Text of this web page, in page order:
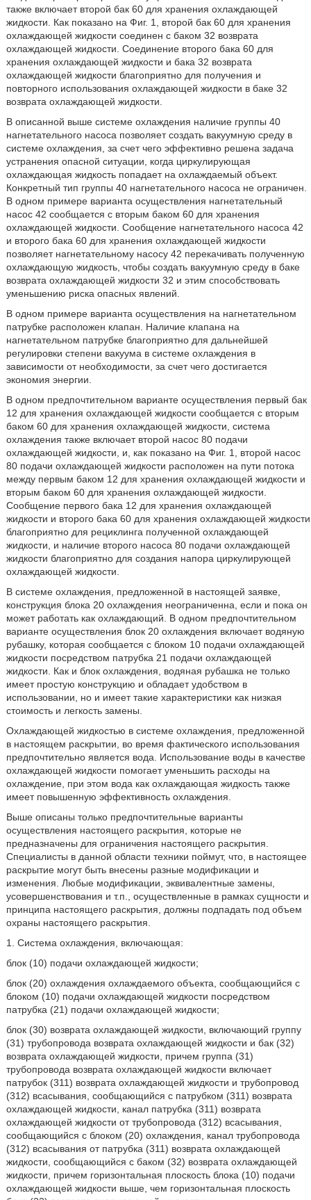
также включает второй бак 60 для хранения охлаждающей
жидкости. Как показано на Фиг. 1, второй бак 60 для хранения
охлаждающей жидкости соединен с баком 32 возврата
охлаждающей жидкости. Соединение второго бака 60 для
хранения охлаждающей жидкости и бака 32 возврата
охлаждающей жидкости благоприятно для получения и
повторного использования охлаждающей жидкости в баке 32
возврата охлаждающей жидкости.
В описанной выше системе охлаждения наличие группы 40
нагнетательного насоса позволяет создать вакуумную среду в
системе охлаждения, за счет чего эффективно решена задача
устранения опасной ситуации, когда циркулирующая
охлаждающая жидкость попадает на охлаждаемый объект.
Конкретный тип группы 40 нагнетательного насоса не ограничен.
В одном примере варианта осуществления нагнетательный
насос 42 сообщается с вторым баком 60 для хранения
охлаждающей жидкости. Сообщение нагнетательного насоса 42
и второго бака 60 для хранения охлаждающей жидкости
позволяет нагнетательному насосу 42 перекачивать полученную
охлаждающую жидкость, чтобы создать вакуумную среду в баке
возврата охлаждающей жидкости 32 и этим способствовать
уменьшению риска опасных явлений.
В одном примере варианта осуществления на нагнетательном
патрубке расположен клапан. Наличие клапана на
нагнетательном патрубке благоприятно для дальнейшей
регулировки степени вакуума в системе охлаждения в
зависимости от необходимости, за счет чего достигается
экономия энергии.
В одном предпочтительном варианте осуществления первый бак
12 для хранения охлаждающей жидкости сообщается с вторым
баком 60 для хранения охлаждающей жидкости, система
охлаждения также включает второй насос 80 подачи
охлаждающей жидкости, и, как показано на Фиг. 1, второй насос
80 подачи охлаждающей жидкости расположен на пути потока
между первым баком 12 для хранения охлаждающей жидкости и
вторым баком 60 для хранения охлаждающей жидкости.
Сообщение первого бака 12 для хранения охлаждающей
жидкости и второго бака 60 для хранения охлаждающей жидкости
благоприятно для рециклинга полученной охлаждающей
жидкости, и наличие второго насоса 80 подачи охлаждающей
жидкости благоприятно для создания напора циркулирующей
охлаждающей жидкости.
В системе охлаждения, предложенной в настоящей заявке,
конструкция блока 20 охлаждения неограниченна, если и пока он
может работать как охлаждающий. В одном предпочтительном
варианте осуществления блок 20 охлаждения включает водяную
рубашку, которая сообщается с блоком 10 подачи охлаждающей
жидкости посредством патрубка 21 подачи охлаждающей
жидкости. Как и блок охлаждения, водяная рубашка не только
имеет простую конструкцию и обладает удобством в
использовании, но и имеет такие характеристики как низкая
стоимость и легкость замены.
Охлаждающей жидкостью в системе охлаждения, предложенной
в настоящем раскрытии, во время фактического использования
предпочтительно является вода. Использование воды в качестве
охлаждающей жидкости помогает уменьшить расходы на
охлаждение, при этом вода как охлаждающая жидкость также
имеет повышенную эффективность охлаждения.
Выше описаны только предпочтительные варианты
осуществления настоящего раскрытия, которые не
предназначены для ограничения настоящего раскрытия.
Специалисты в данной области техники поймут, что, в настоящее
раскрытие могут быть внесены разные модификации и
изменения. Любые модификации, эквивалентные замены,
усовершенствования и т.п., осуществленные в рамках сущности и
принципа настоящего раскрытия, должны подпадать под объем
охраны настоящего раскрытия.
1. Система охлаждения, включающая:
блок (10) подачи охлаждающей жидкости;
блок (20) охлаждения охлаждаемого объекта, сообщающийся с
блоком (10) подачи охлаждающей жидкости посредством
патрубка (21) подачи охлаждающей жидкости;
блок (30) возврата охлаждающей жидкости, включающий группу
(31) трубопровода возврата охлаждающей жидкости и бак (32)
возврата охлаждающей жидкости, причем группа (31)
трубопровода возврата охлаждающей жидкости включает
патрубок (311) возврата охлаждающей жидкости и трубопровод
(312) всасывания, сообщающийся с патрубком (311) возврата
охлаждающей жидкости, канал патрубка (311) возврата
охлаждающей жидкости от трубопровода (312) всасывания,
сообщающийся с блоком (20) охлаждения, канал трубопровода
(312) всасывания от патрубка (311) возврата охлаждающей
жидкости, сообщающийся с баком (32) возврата охлаждающей
жидкости, причем горизонтальная плоскость блока (10) подачи
охлаждающей жидкости выше, чем горизонтальная плоскость